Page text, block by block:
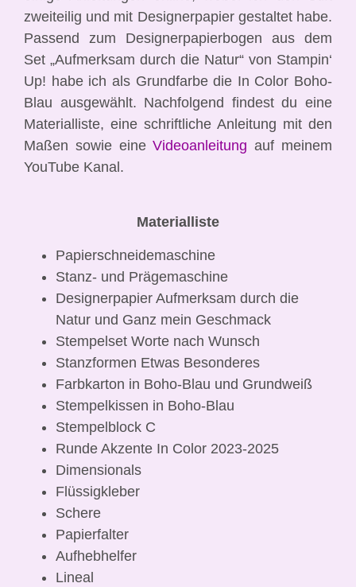
zweiteilig und mit Designerpapier gestaltet habe.
Passend zum Designerpapierbogen aus dem
Set „Aufmerksam durch die Natur“ von Stampin‘
Up! habe ich als Grundfarbe die In Color Boho-
Blau ausgewählt. Nachfolgend findest du eine
Materialliste, eine schriftliche Anleitung mit den
Maßen sowie eineVideoanleitung auf meinem
YouTube Kanal.
Materialliste
Papierschneidemaschine
Stanz- und Prägemaschine
Designerpapier Aufmerksam durch die
Natur und Ganz mein Geschmack
Stempelset Worte nach Wunsch
Stanzformen Etwas Besonderes
Farbkarton in Boho-Blau und Grundweiß
Stempelkissen in Boho-Blau
Stempelblock C
Runde Akzente In Color 2023-2025
Dimensionals
Flüssigkleber
Schere
Papierfalter
Aufhebhelfer
Lineal